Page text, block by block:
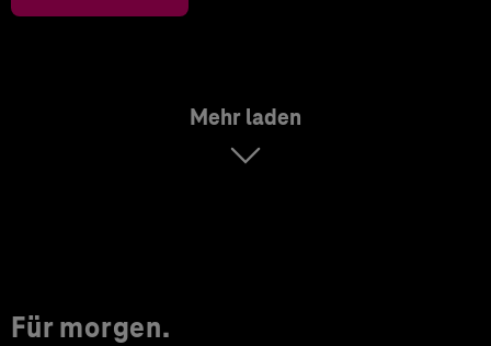
Mehr laden
Für morgen.